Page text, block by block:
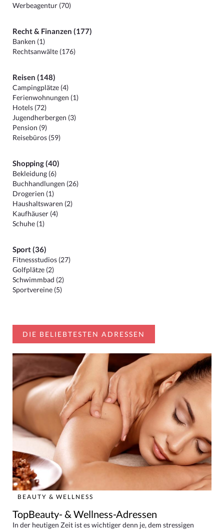
Werbeagentur (70)
Recht & Finanzen (177)
Banken (1)
Rechtsanwälte (176)
Reisen (148)
Campingplätze (4)
Ferienwohnungen (1)
Hotels (72)
Jugendherbergen (3)
Pension (9)
Reisebüros (59)
Shopping (40)
Bekleidung (6)
Buchhandlungen (26)
Drogerien (1)
Haushaltswaren (2)
Kaufhäuser (4)
Schuhe (1)
Sport (36)
Fitnessstudios (27)
Golfplätze (2)
Schwimmbad (2)
Sportvereine (5)
DIE BELIEBTESTEN ADRESSEN
BEAUTY & WELLNESS
TopBeauty- & Wellness-Adressen
In der heutigen Zeit ist es wichtiger denn je, dem stressigen